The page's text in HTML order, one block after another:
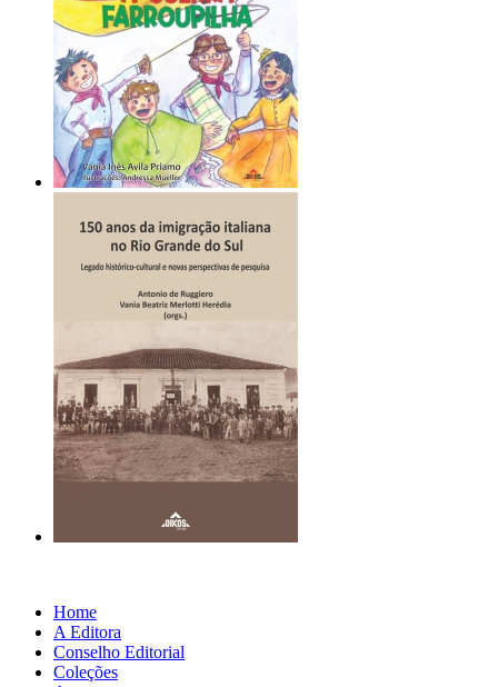
Home
A Editora
Conselho Editorial
Coleções